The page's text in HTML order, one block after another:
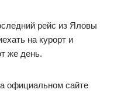
рейс из Яловы
на курорт и
же день.
официальном сайте